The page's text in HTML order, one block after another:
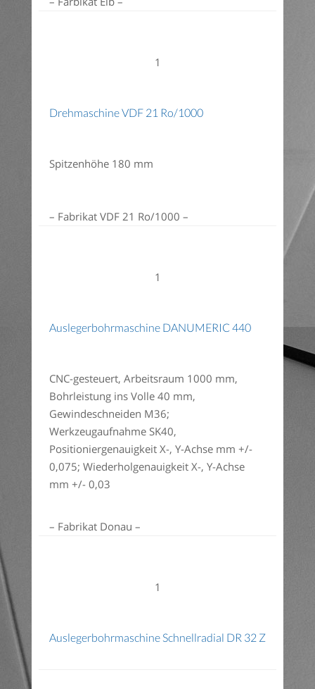
1
Drehmaschine VDF 21 Ro/1000
Spitzenhöhe 180 mm
– Fabrikat VDF 21 Ro/1000 –
1
Auslegerbohrmaschine DANUMERIC 440
CNC-gesteuert, Arbeitsraum 1000 mm,
Bohrleistung ins Volle 40 mm,
Gewindeschneiden M36;
Werkzeugaufnahme SK40,
Positioniergenauigkeit X-, Y-Achse mm +/-
0,075; Wiederholgenauigkeit X-, Y-Achse
mm +/- 0,03
– Fabrikat Donau –
1
Auslegerbohrmaschine Schnellradial DR 32 Z